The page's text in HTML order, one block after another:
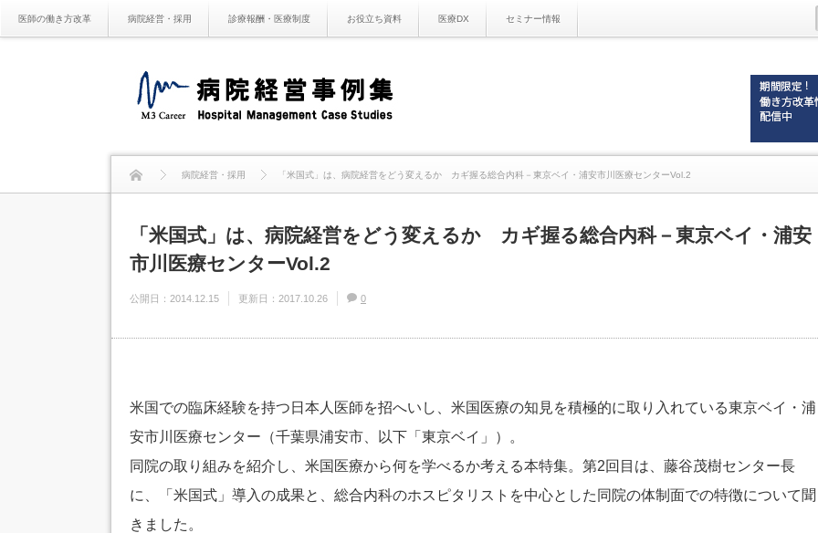
医師の働き方改革 病院経営・採用 診療報酬・医療制度 お役立ち資料 医療DX セミナー情報
病院経営・採用 「米国式」は、病院経営をどう変えるか カギ握る総合内科－東京ベイ・浦安市川医療センターVol.2
「米国式」は、病院経営をどう変えるか カギ握る総合内科－東京ベイ・浦安
市川医療センターVol.2
公開日： 2014.12.15 更新日： 2017.10.26 0
米国での臨床経験を持つ日本人医師を招へいし、米国医療の知見を積極的に取り入れている東京ベイ・浦
安市川医療センター（千葉県浦安市、以下「東京ベイ」）。
同院の取り組みを紹介し、米国医療から何を学べるか考える本特集。第2回目は、藤谷茂樹センター長
に、「米国式」導入の成果と、総合内科のホスピタリストを中心とした同院の体制面での特徴について聞
きました。